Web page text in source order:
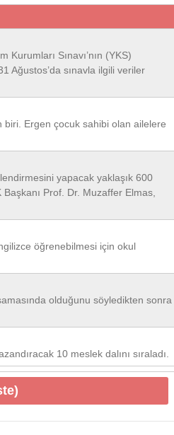
Sınavı’nın (YKS)
Ağustos’da sınavla ilgili veriler
biri. Ergen çocuk sahibi olan ailelere
yapacak yaklaşık 600
Prof. Dr. Muzaffer Elmas,
öğrenebilmesi için okul
olduğunu söyledikten sonra
10 meslek dalını sıraladı.